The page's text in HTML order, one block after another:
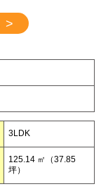
>
3LDK
125.14 ㎡（37.85
坪）